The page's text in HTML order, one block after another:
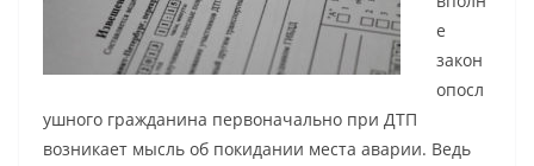
е
закон
опосл
ушного гражданина первоначально при ДТП
возникает мысль об покидании места аварии. Ведь